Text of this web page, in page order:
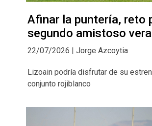
Afinar la puntería, reto
segundo amistoso
22/07/2026 | Jorge Azcoytia
Lizoain podría disfrutar de su
conjunto rojiblanco